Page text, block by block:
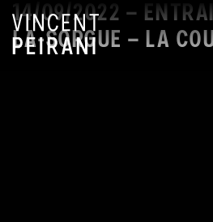
14/09/2022 –
LA-SORGUE – LA